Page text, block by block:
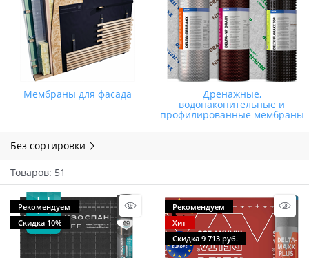
Мембраны для фасада Дренажные,
водонакопительные и
профилированные мембраны
Без сортировки
Товаров: 51
Рекомендуем
Скидка 10%
Рекомендуем
Хит
Скидка 9 713 руб.